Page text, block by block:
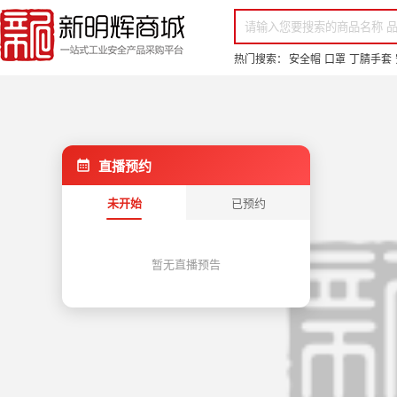
你好，欢迎来到新明辉！ 请登录
免费注册
专属服务 超低折扣价
热门搜索：
安全帽 口罩 丁腈手套
全部商品分类 场景采购 品
直播预约
未开始 已预约
暂无直播预告